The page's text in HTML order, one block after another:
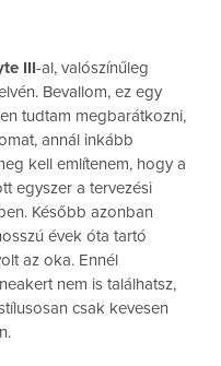
III-al, valószínűleg
Bevallom, ez egy
tudtam megbarátkozni,
annál inkább
kell említenem, hogy a
egyszer a tervezési
Később azonban
évek óta tartó
az oka. Ennél
nem is találhatsz,
csak kevesen